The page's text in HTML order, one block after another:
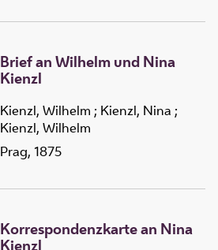
Brief an Wilhelm und Nina
Kienzl
Kienzl, Wilhelm ; Kienzl, Nina ;
Kienzl, Wilhelm
Prag, 1875
Korrespondenzkarte an Nina
Kienzl